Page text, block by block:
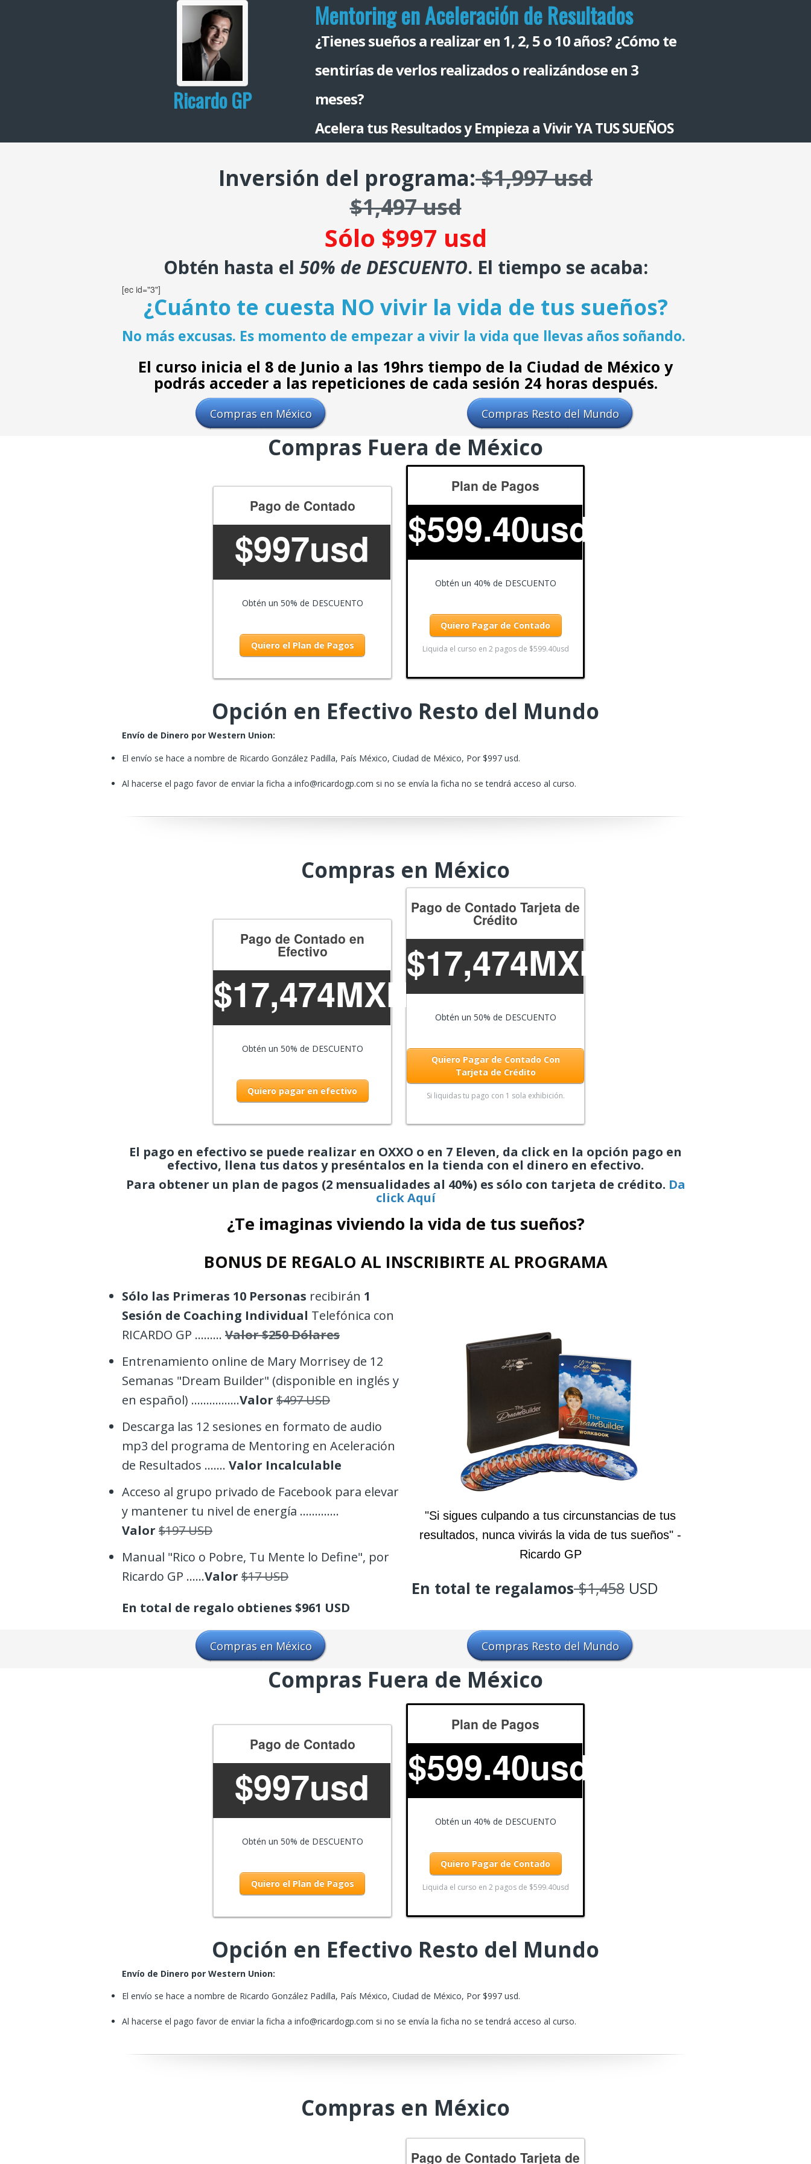
Ricardo GP
Mentoring en Aceleración de Resultados
¿Tienes sueños a realizar en 1, 2, 5 o 10 años? ¿Cómo te
sentirías de verlos realizados o realizándose en 3
meses?
Acelera tus Resultadosy Empieza aVivir YA TUS SUEÑOS
Inversión del programa:$1,997 usd
$1,497 usd
Sólo $997 usd
Obtén hasta el 50% de DESCUENTO. El tiempo se acaba:
[ec id="3"]
¿Cuánto te cuesta NO vivir la vida de tus sueños?
No más excusas. Es momento de empezar a vivir la vida que llevas años soñando.
El curso inicia el 8 de Junio a las 19hrs tiempo de la Ciudad de México y
podrás acceder a las repeticiones de cada sesión 24 horas después.
Compras en México Compras Resto del Mundo
Compras Fuera de México
Pago de Contado
$997usd
Obtén un 50% de DESCUENTO
Quiero el Plan de Pagos
Plan de Pagos
$599.40usd
Obtén un 40% de DESCUENTO
Quiero Pagar de Contado
Liquida el curso en 2 pagos de $599.40usd
Opción en Efectivo Resto del Mundo
Envío de Dinero por Western Union:
El envío se hace a nombre de Ricardo González Padilla, País México, Ciudad de México, Por $997 usd.
Al hacerse el pago favor de enviar la ficha a info@ricardogp.com si no se envía la ficha no se tendrá acceso al curso.
Compras en México
Pago de Contado en
Efectivo
$17,474MXN
Obtén un 50% de DESCUENTO
Quiero pagar en efectivo
Pago de Contado Tarjeta de
Crédito
$17,474MXN
Obtén un 50% de DESCUENTO
Quiero Pagar de Contado Con
Tarjeta de Crédito
Si liquidas tu pago con 1 sola exhibición.
El pago en efectivo se puede realizar en OXXO o en 7 Eleven, da click en la opción pago en
efectivo, llena tus datos y preséntalos en la tienda con el dinero en efectivo.
Para obtener un plan de pagos (2 mensualidades al 40%) es sólo con tarjeta de crédito. Da
click Aquí
¿Te imaginas viviendo la vida de tus sueños?
BONUS DE REGALO AL INSCRIBIRTE AL PROGRAMA
Sólo las Primeras 10 Personas recibirán 1
Sesión de Coaching Individual Telefónica con
RICARDO GP ......... Valor $250 Dólares
Entrenamiento online de Mary Morrisey de 12
Semanas "Dream Builder" (disponible en inglés y
en español) ................Valor $497 USD
Descarga las 12 sesiones en formato de audio
mp3 del programa de Mentoring en Aceleración
de Resultados ....... Valor Incalculable
Acceso al grupo privado de Facebook para elevar
y mantener tu nivel de energía .............
Valor $197 USD
Manual "Rico o Pobre, Tu Mente lo Define", por
Ricardo GP ......Valor $17 USD
En total de regalo obtienes $961 USD
"Si sigues culpando a tus circunstancias de tus
resultados, nunca vivirás la vida de tus sueños" -
Ricardo GP
En total te regalamos$1,458 USD
Compras en México Compras Resto del Mundo
Compras Fuera de México
Pago de Contado
$997usd
Obtén un 50% de DESCUENTO
Quiero el Plan de Pagos
Plan de Pagos
$599.40usd
Obtén un 40% de DESCUENTO
Quiero Pagar de Contado
Liquida el curso en 2 pagos de $599.40usd
Opción en Efectivo Resto del Mundo
Envío de Dinero por Western Union:
El envío se hace a nombre de Ricardo González Padilla, País México, Ciudad de México, Por $997 usd.
Al hacerse el pago favor de enviar la ficha a info@ricardogp.com si no se envía la ficha no se tendrá acceso al curso.
Compras en México
Pago de Contado Tarjeta de